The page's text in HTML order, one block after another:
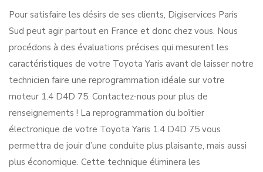
Pour satisfaire les désirs de ses clients, Digiservices Paris
Sud peut agir partout en France et donc chez vous. Nous
procédons à des évaluations précises qui mesurent les
caractéristiques de votre Toyota Yaris avant de laisser notre
technicien faire une reprogrammation idéale sur votre
moteur 1.4 D4D 75. Contactez-nous pour plus de
renseignements ! La reprogrammation du boîtier
électronique de votre Toyota Yaris 1.4 D4D 75 vous
permettra de jouir d’une conduite plus plaisante, mais aussi
plus économique. Cette technique éliminera les